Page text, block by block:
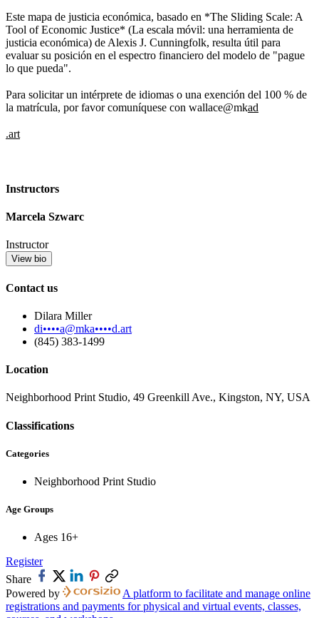
Este mapa de justicia económica, basado en *The Sliding Scale: A
Tool of Economic Justice* (La escala móvil: una herramienta de
justicia económica) de Alexis J. Cunningfolk, resulta útil para
evaluar su posición en el espectro financiero del modelo de "pague
lo que pueda".
Para solicitar un intérprete de idiomas o una exención del 100 % de
la matrícula, por favor comuníquese con wallace@mkad
.art
Instructors
Marcela Szwarc
Instructor
View bio
Contact us
Dilara Miller
di••••a@mka••••d.art
(845) 383-1499
Location
Neighborhood Print Studio, 49 Greenkill Ave., Kingston, NY, USA
Classifications
Categories
Neighborhood Print Studio
Age Groups
Ages 16+
Register
Share
Powered by
A platform to facilitate and manage online
registrations and payments for physical and virtual events, classes,